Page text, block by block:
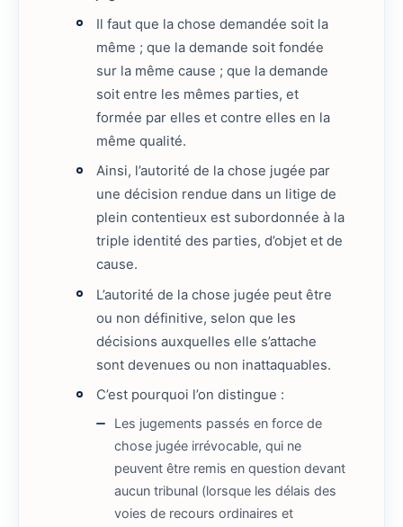
Il faut que la chose demandée soit la
même ; que la demande soit fondée
sur la même cause ; que la demande
soit entre les mêmes parties, et
formée par elles et contre elles en la
même qualité.
Ainsi, l’autorité de la chose jugée par
une décision rendue dans un litige de
plein contentieux est subordonnée à la
triple identité des parties, d’objet et de
cause.
L’autorité de la chose jugée peut être
ou non définitive, selon que les
décisions auxquelles elle s’attache
sont devenues ou non inattaquables.
C’est pourquoi l’on distingue :
Les jugements passés en force de
chose jugée irrévocable, qui ne
peuvent être remis en question devant
aucun tribunal (lorsque les délais des
voies de recours ordinaires et